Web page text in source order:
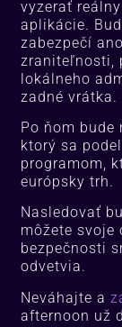
vyzerať
aplikácie.
zabezpečí
zraniteľnosti,
lokálneho
zadné vrátka.
Po ňom bude
ktorý sa
programom,
európsky trh.
Nasledovať
môžete svoje
bezpečnosti
odvetvia.
Neváhajte a
afternoon už